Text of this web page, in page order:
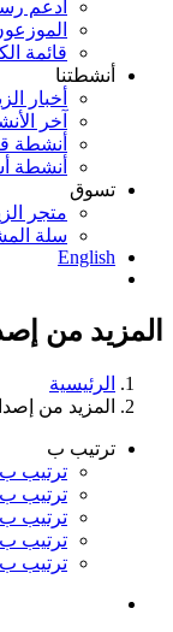
ادعم
قائمة
أنشطتنا
أخبار
آخر
أنشطة
أنشطة
تسوق
متجر
سلة
English
المزيد من
الرئيسية
المزيد من
ترتيب ب
ترتيب ب
ترتيب ب
ترتيب ب
ترتيب ب
ترتيب ب